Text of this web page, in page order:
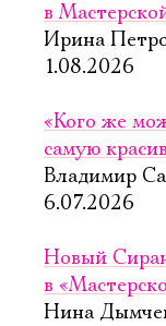
в
Ирина
1.08.2026
«Кого же
самую
Владимир
6.07.2026
Новый
в
Нина